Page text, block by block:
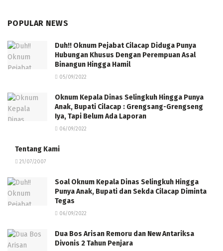
POPULAR NEWS
Duh!! Oknum Pejabat Cilacap Diduga Punya
Hubungan Khusus Dengan Perempuan Asal
Binangun Hingga Hamil
05/09/2022
Oknum Kepala Dinas Selingkuh Hingga Punya
Anak, Bupati Cilacap : Grengsang-Grengseng
Iya, Tapi Belum Ada Laporan
06/09/2022
Tentang Kami
21/07/2007
Soal Oknum Kepala Dinas Selingkuh Hingga
Punya Anak, Bupati dan Sekda Cilacap Diminta
Tegas
06/09/2022
Dua Bos Arisan Remoru dan New Antariksa
Divonis 2 Tahun Penjara